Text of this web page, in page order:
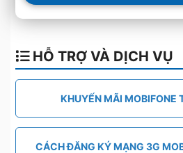
HỖ TRỢ VÀ DỊCH VỤ
KHUYẾN MÃI
CÁCH ĐĂNG KÝ MẠNG 3G